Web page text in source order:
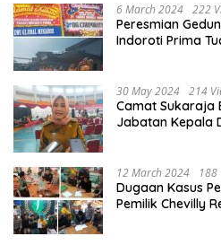
6 March 2024 222
Peresmian
Indoroti Prima
30 May 2024 214
Camat Sukaraja
Jabatan Kepala
12 March 2024 188
Dugaan Kasus
Pemilik Chevilly